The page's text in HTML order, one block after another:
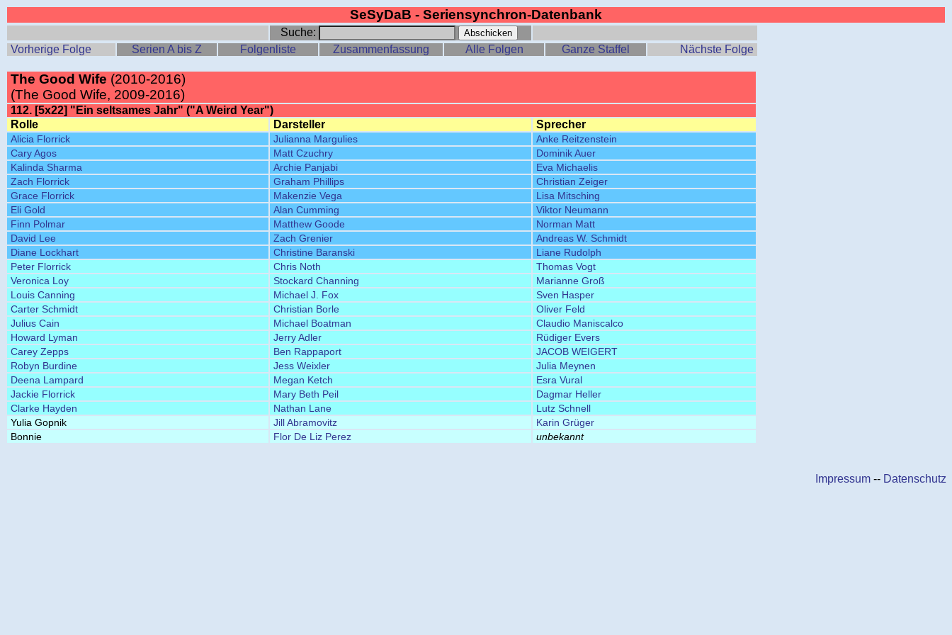
SeSyDaB - Seriensynchron-Datenbank
Suche:
Vorherige Folge
Serien A bis Z Folgenliste Zusammenfassung Alle Folgen Ganze Staffel Nächste Folge
The Good Wife (2010-2016)
(The Good Wife, 2009-2016)
112. [5x22] "Ein seltsames Jahr" ("A Weird Year")
Rolle
Darsteller Sprecher
Alicia Florrick Julianna Margulies
Anke Reitzenstein
Cary Agos
Matt Czuchry
Dominik Auer
Kalinda Sharma
Archie Panjabi
Eva Michaelis
Zach Florrick
Graham Phillips
Christian Zeiger
Grace Florrick
Makenzie Vega
Lisa Mitsching
Eli Gold
Alan Cumming
Viktor Neumann
Finn Polmar
Matthew Goode
Norman Matt
David Lee
Zach Grenier
Andreas W. Schmidt
Diane Lockhart
Christine Baranski
Liane Rudolph
Peter Florrick
Chris Noth
Thomas Vogt
Veronica Loy
Stockard Channing
Marianne Groß
Louis Canning
Michael J. Fox
Sven Hasper
Carter Schmidt
Christian Borle
Oliver Feld
Julius Cain
Michael Boatman
Claudio Maniscalco
Howard Lyman
Jerry Adler
Rüdiger Evers
Carey Zepps
Ben Rappaport
JACOB WEIGERT
Robyn Burdine
Jess Weixler
Julia Meynen
Deena Lampard
Megan Ketch
Esra Vural
Jackie Florrick
Mary Beth Peil
Dagmar Heller
Clarke Hayden
Nathan Lane
Lutz Schnell
Yulia Gopnik
Jill Abramovitz
Karin Grüger
Bonnie
Flor De Liz Perez unbekannt
Impressum -- Datenschutz